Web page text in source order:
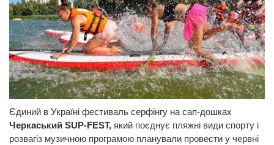
Єдиний в Україні фестиваль серфінгу на сап-дошках
Черкаський SUP-FEST, який поєднує пляжні види спорту і
розвагіз музичною програмою планували провести у червні